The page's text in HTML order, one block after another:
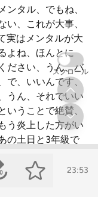
ンタル、でもね、
い、これが大事、
実はメンタルが大
よね、ほんとに
ださい、うん、バ
で、いいんです、
うん、それでいい
いうことで絶賛、
う炎上した方がい
の土日と3年級で
、仕掛けられ
23:53
スクロール